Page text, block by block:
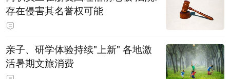
存在侵害其名誉权可能
亲子、研学体验持续"上新" 各地激
活暑期文旅消费